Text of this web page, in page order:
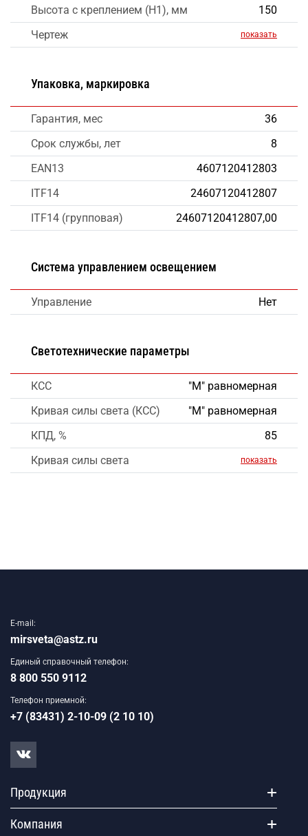
Высота с креплением (H1), мм
150
Чертеж
показать
Упаковка, маркировка
Гарантия, мес
36
Срок службы, лет
8
EAN13
4607120412803
ITF14
24607120412807
ITF14 (групповая)
24607120412807,00
Система управлением освещением
Управление Нет
Светотехнические параметры
КСС
"М" равномерная
Кривая силы света (КСС)
"М" равномерная
КПД, %
85
Кривая силы света
показать
E-mail:
mirsveta@astz.ru
Единый справочный телефон:
8 800 550 9112
Телефон приемной:
+7 (83431) 2-10-09 (2 10 10)
Продукция
Компания